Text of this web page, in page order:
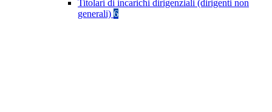
Titolari di incarichi dirigenziali (dirigenti non
generali) 6